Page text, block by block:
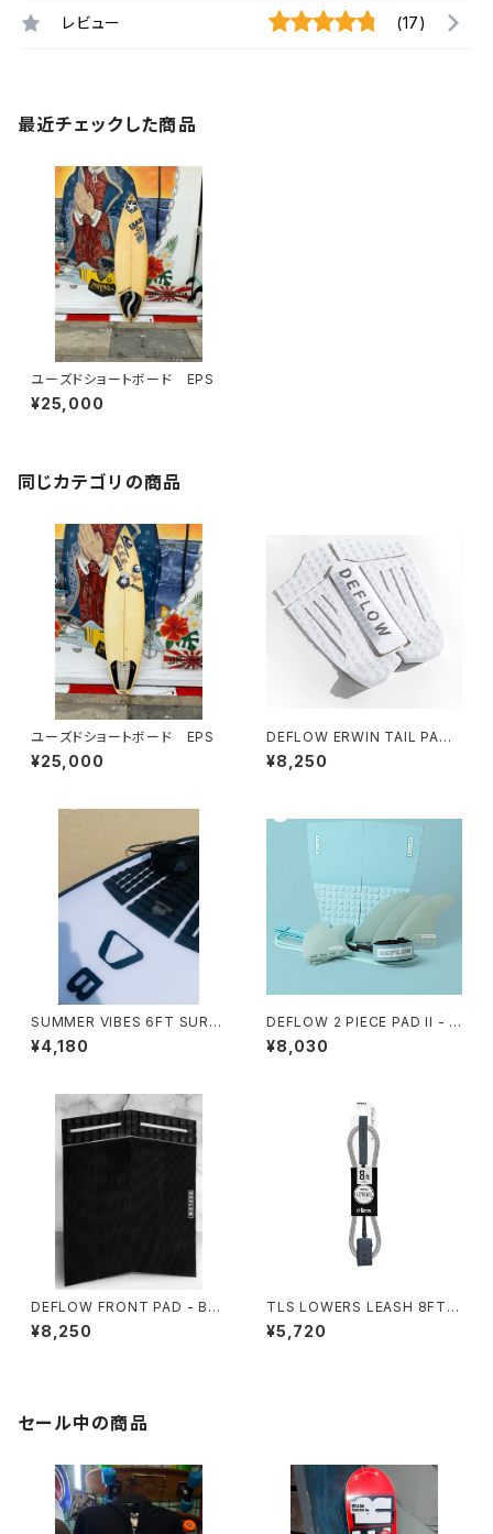
レビュー (17)
最近チェックした商品
ユーズドショートボード EPS
¥25,000
同じカテゴリの商品
ユーズドショートボード EPS
¥25,000
DEFLOW ERWIN TAIL PAD
WHITE/デフロー デッキパッ
ド スペイン フランス
¥8,250
SUMMER VIBES 6FT SURF
BOARD LEASH - BLACK
¥4,180
DEFLOW 2 PIECE PAD II - M
INT デフローデッキパット サー
フィン
¥8,030
DEFLOW FRONT PAD - BLA
CK/デフロー フロントパット
6ピース 3mm
¥8,250
TLS LOWERS LEASH 8FT｜
直径6mm
¥5,720
セール中の商品